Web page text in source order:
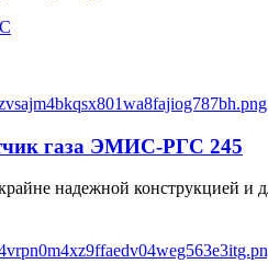
газа ЭМИС-РГС 245
надежной конструкцией и